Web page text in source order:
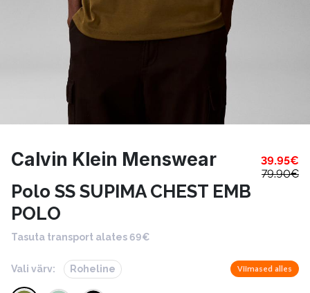
Calvin Klein Menswear 39.95€
79.90€
Polo SS SUPIMA CHEST EMB
POLO
Tasuta transport alates 69€
Vali värv: Roheline Viimased alles